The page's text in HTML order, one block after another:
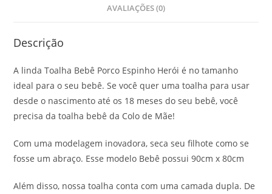
AVALIAÇÕES (0)
Descrição
A linda Toalha Bebê Porco Espinho Herói é no tamanho
ideal para o seu bebê. Se você quer uma toalha para usar
desde o nascimento até os 18 meses do seu bebê, você
precisa da toalha bebê da Colo de Mãe!
Com uma modelagem inovadora, seca seu filhote como se
fosse um abraço. Esse modelo Bebê possui 90cm x 80cm
Além disso, nossa toalha conta com uma camada dupla. De